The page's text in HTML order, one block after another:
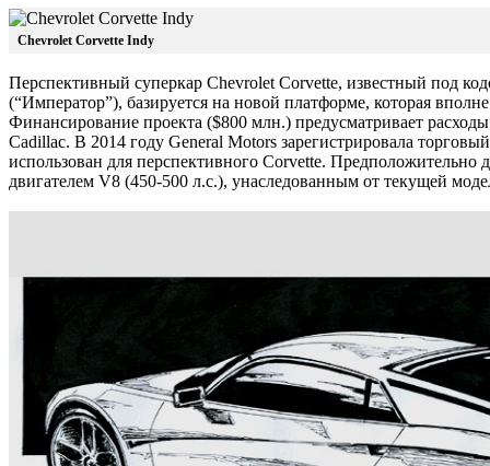
Chevrolet Corvette Indy
Перспективный суперкар Chevrolet Corvette, известный под
(“Император”), базируется на новой платформе, которая
Финансирование проекта ($800 млн.) предусматривает
Cadillac. В 2014 году General Motors зарегистрировала
использован для перспективного Corvette. Предположительно
двигателем V8 (450-500 л.с.), унаследованным от текущей